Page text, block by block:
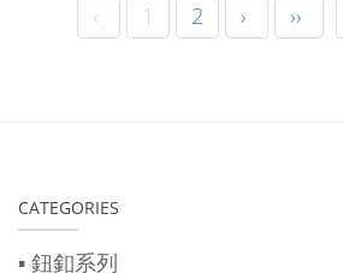
‹ 1 2 › ››
CATEGORIES
▪ 鈕釦系列